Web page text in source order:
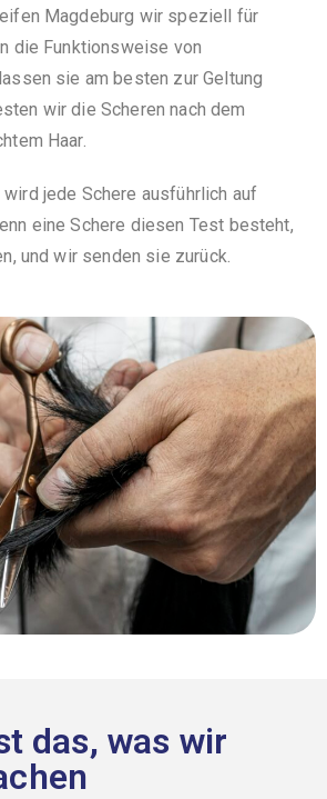
Magdeburg wir speziell für
die Funktionsweise von
sie am besten zur Geltung
wir die Scheren nach dem
Haar.
jede Schere ausführlich auf
eine Schere diesen Test besteht,
und wir senden sie zurück.
das, was wir